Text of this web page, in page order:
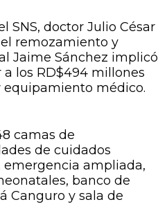
SNS, doctor Julio César
remozamiento y
Jaime Sánchez implicó
los RD$494 millones
médico.
camas de
de cuidados
emergencia ampliada,
banco de
Canguro y sala de